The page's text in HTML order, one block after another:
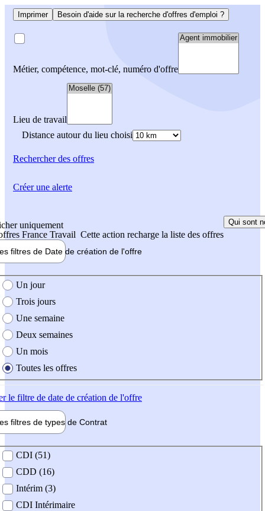
Imprimer Besoin d'aide sur la recherche d'offres d'emploi ?
Métier, compétence, mot-clé, numéro d'offre
Lieu de travail
Distance autour du lieu choisi
Rechercherdes offres
uniquement
France Travail Cette action recharge la liste des offres
Qui sont
filtres de Date de création de l'offre
création de l'offre
Un jour
Trois jours
Une semaine
Deux semaines
Un mois
Toutes les offres
le filtre de date de création de l'offre
filtres de types de Contrat
contrat
CDI (51)
CDD (16)
Intérim (3)
CDI Intérimaire
Créer une alerte